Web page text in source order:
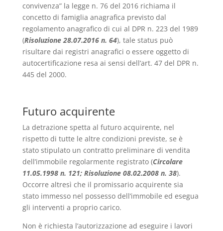
convivenza” la legge n. 76 del 2016 richiama il
concetto di famiglia anagrafica previsto dal
regolamento anagrafico di cui al DPR n. 223 del 1989
(Risoluzione 28.07.2016 n. 64), tale status può
risultare dai registri anagrafici o essere oggetto di
autocertificazione resa ai sensi dell’art. 47 del DPR n.
445 del 2000.
Futuro acquirente
La detrazione spetta al futuro acquirente, nel
rispetto di tutte le altre condizioni previste, se è
stato stipulato un contratto preliminare di vendita
dell’immobile regolarmente registrato (Circolare
11.05.1998 n. 121; Risoluzione 08.02.2008 n. 38).
Occorre altresì che il promissario acquirente sia
stato immesso nel possesso dell’immobile ed esegua
gli interventi a proprio carico.
Non è richiesta l’autorizzazione ad eseguire i lavori